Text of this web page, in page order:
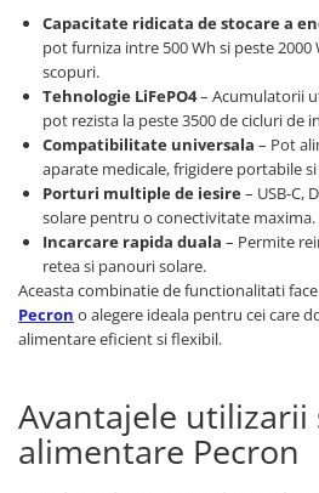
Capacitate ridicata de stocare a
pot furniza intre 500 Wh si peste
scopuri.
Tehnologie LiFePO4– Acumulatorii
pot rezista la peste 3500 de cicluri de
Compatibilitate universala – Pot
aparate medicale, frigidere portabile
Porturi multiple de iesire– USB-C,
solare pentru o conectivitate maxima.
Incarcare rapida duala – Permite
retea si panouri solare.
Aceasta combinatie de functionalitati
Pecron o alegere ideala pentru cei care
alimentare eficient si flexibil.
Avantajele utilizarii
alimentare Pecron